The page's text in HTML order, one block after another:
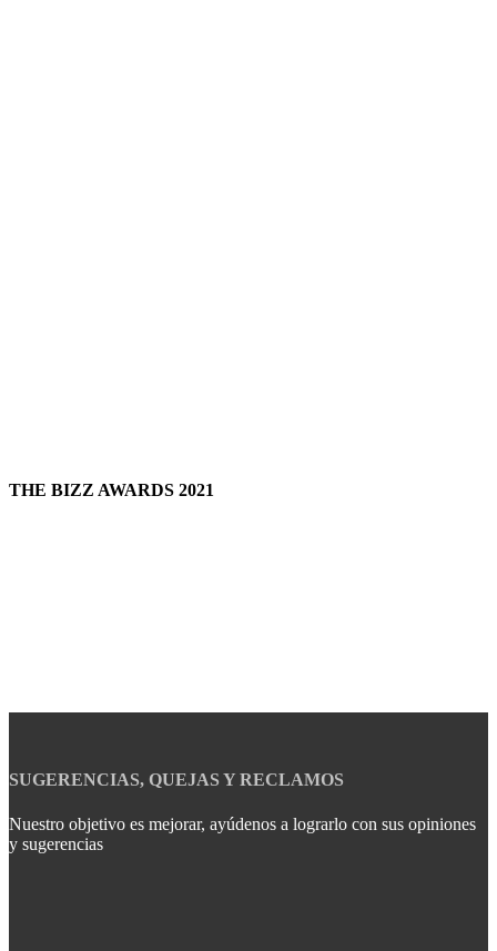
THE BIZZ AWARDS 2021
SUGERENCIAS, QUEJAS Y RECLAMOS
Nuestro objetivo es mejorar, ayúdenos a lograrlo con sus opiniones
y sugerencias